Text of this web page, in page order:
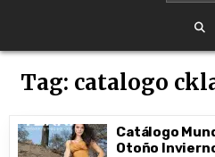
Tag: catalogo
Catálogo
Otoño